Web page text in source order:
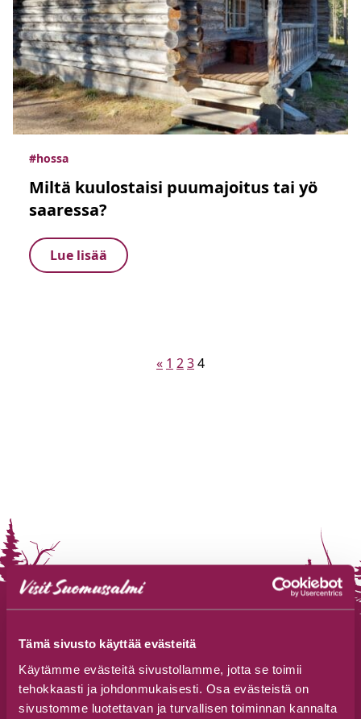
Tämä sivusto käyttää evästeitä
Käytämme evästeitä sivustollamme, jotta se toimii
tehokkaasti ja johdonmukaisesti. Osa evästeistä on
sivustomme luotettavan ja turvallisen toiminnan kannalta
#hossa
Miltä kuulostaisi puumajoitus tai yö
saaressa?
Lue lisää
« 1 234
Suomussalmen Matkailutoimisto
Jalonkaarre 5, 89600 Suomussalmi